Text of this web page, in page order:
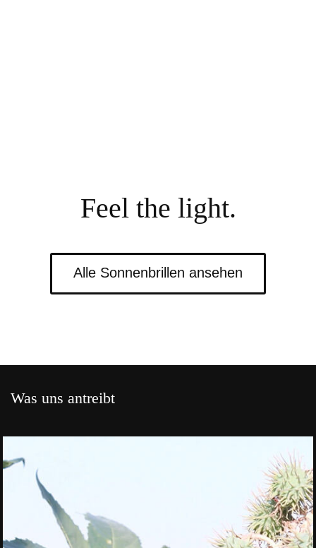
Feel the light.
Alle Sonnenbrillen ansehen
Was uns antreibt